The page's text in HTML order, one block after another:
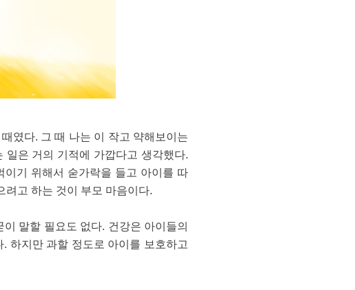
였다. 그 때 나는 이 작고 약해보이는
은 거의 기적에 가깝다고 생각했다.
이기 위해서 숟가락을 들고 아이를 따
려고 하는 것이 부모 마음이다.
말할 필요도 없다. 건강은 아이들의
하지만 과할 정도로 아이를 보호하고